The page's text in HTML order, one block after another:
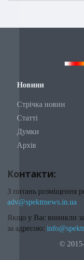
Новини
Стрічка новин
Статті
Думки
Архів
Контакти:
З питань розміщення
adv@spektrnews.in.ua
Якщо у Вас виникли
за адресою:
©